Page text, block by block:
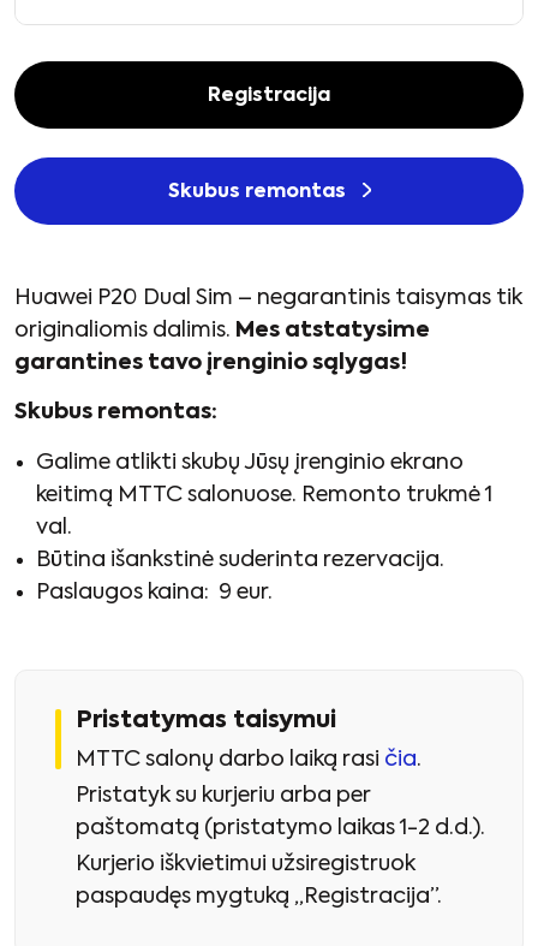
Registracija
Skubus remontas
Huawei P20 Dual Sim – negarantinis taisymas tik
originaliomis dalimis. Mes atstatysime
garantines tavo įrenginio sąlygas!
Skubus remontas:
Galime atlikti skubų Jūsų įrenginio ekrano
keitimą MTTC salonuose. Remonto trukmė 1
val.
Būtina išankstinė suderinta rezervacija.
Paslaugos kaina: 9 eur.
Pristatymas taisymui
MTTC salonų darbo laiką rasi čia.
Pristatyk su kurjeriu arba per
paštomatą (pristatymo laikas 1-2 d.d.).
Kurjerio iškvietimui užsiregistruok
paspaudęs mygtuką „Registracija”.